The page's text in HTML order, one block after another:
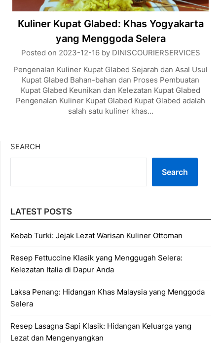
Kuliner Kupat Glabed: Khas Yogyakarta
yang Menggoda Selera
Posted on 2023-12-16by DINISCOURIERSERVICES
Pengenalan Kuliner Kupat Glabed Sejarah dan Asal Usul
Kupat Glabed Bahan-bahan dan Proses Pembuatan
Kupat Glabed Keunikan dan Kelezatan Kupat Glabed
Pengenalan Kuliner Kupat Glabed Kupat Glabed adalah
salah satu kuliner khas…
SEARCH
Search
LATEST POSTS
Kebab Turki: Jejak Lezat Warisan Kuliner Ottoman
Resep Fettuccine Klasik yang Menggugah Selera:
Kelezatan Italia di Dapur Anda
Laksa Penang: Hidangan Khas Malaysia yang Menggoda
Selera
Resep Lasagna Sapi Klasik: Hidangan Keluarga yang
Lezat dan Mengenyangkan